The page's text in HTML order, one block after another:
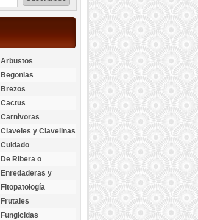
Arbustos
Begonias
Brezos
Cactus
Carnívoras
Claveles y Clavelinas
Cuidado
De Ribera o
Palustres
Enredaderas y
cubresuelos
Fitopatología
Frutales
Fungicidas